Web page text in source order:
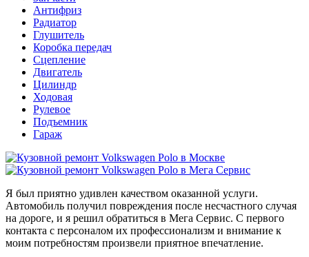
Антифриз
Радиатор
Глушитель
Коробка передач
Сцепление
Двигатель
Цилиндр
Ходовая
Рулевое
Подъемник
Гараж
Я был приятно удивлен качеством оказанной услуги.
Автомобиль получил повреждения после несчастного случая
на дороге, и я решил обратиться в Мега Сервис. С первого
контакта с персоналом их профессионализм и внимание к
моим потребностям произвели приятное впечатление.